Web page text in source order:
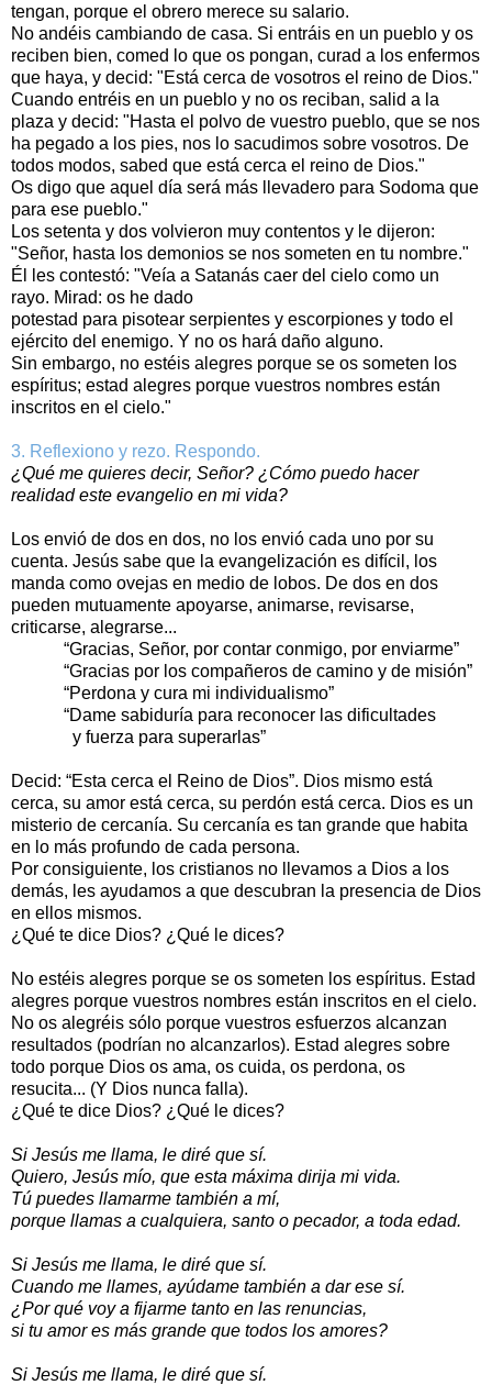
tengan, porque el obrero merece su salario.
No andéis cambiando de casa. Si entráis en un pueblo y os
reciben bien, comed lo que os pongan, curad a los enfermos
que haya, y decid: "Está cerca de vosotros el reino de Dios."
Cuando entréis en un pueblo y no os reciban, salid a la
plaza y decid: "Hasta el polvo de vuestro pueblo, que se nos
ha pegado a los pies, nos lo sacudimos sobre vosotros. De
todos modos, sabed que está cerca el reino de Dios."
Os digo que aquel día será más llevadero para Sodoma que
para ese pueblo."
Los setenta y dos volvieron muy contentos y le dijeron:
"Señor, hasta los demonios se nos someten en tu nombre."
Él les contestó: "Veía a Satanás caer del cielo como un
rayo. Mirad: os he dado
potestad para pisotear serpientes y escorpiones y todo el
ejército del enemigo. Y no os hará daño alguno.
Sin embargo, no estéis alegres porque se os someten los
espíritus; estad alegres porque vuestros nombres están
inscritos en el cielo."
3. Reflexiono y rezo. Respondo.
¿Qué me quieres decir, Señor? ¿Cómo puedo hacer
realidad este evangelio en mi vida?
Los envió de dos en dos, no los envió cada uno por su
cuenta. Jesús sabe que la evangelización es difícil, los
manda como ovejas en medio de lobos. De dos en dos
pueden mutuamente apoyarse, animarse, revisarse,
criticarse, alegrarse...
“Gracias, Señor, por contar conmigo, por enviarme”
“Gracias por los compañeros de camino y de misión”
“Perdona y cura mi individualismo”
“Dame sabiduría para reconocer las dificultades
y fuerza para superarlas”
Decid: “Esta cerca el Reino de Dios”. Dios mismo está
cerca, su amor está cerca, su perdón está cerca. Dios es un
misterio de cercanía. Su cercanía es tan grande que habita
en lo más profundo de cada persona.
Por consiguiente, los cristianos no llevamos a Dios a los
demás, les ayudamos a que descubran la presencia de Dios
en ellos mismos.
¿Qué te dice Dios? ¿Qué le dices?
No estéis alegres porque se os someten los espíritus. Estad
alegres porque vuestros nombres están inscritos en el cielo.
No os alegréis sólo porque vuestros esfuerzos alcanzan
resultados (podrían no alcanzarlos). Estad alegres sobre
todo porque Dios os ama, os cuida, os perdona, os
resucita... (Y Dios nunca falla).
¿Qué te dice Dios? ¿Qué le dices?
Si Jesús me llama, le diré que sí.
Quiero, Jesús mío, que esta máxima dirija mi vida.
Tú puedes llamarme también a mí,
porque llamas a cualquiera, santo o pecador, a toda edad.
Si Jesús me llama, le diré que sí.
Cuando me llames, ayúdame también a dar ese sí.
¿Por qué voy a fijarme tanto en las renuncias,
si tu amor es más grande que todos los amores?
Si Jesús me llama, le diré que sí.